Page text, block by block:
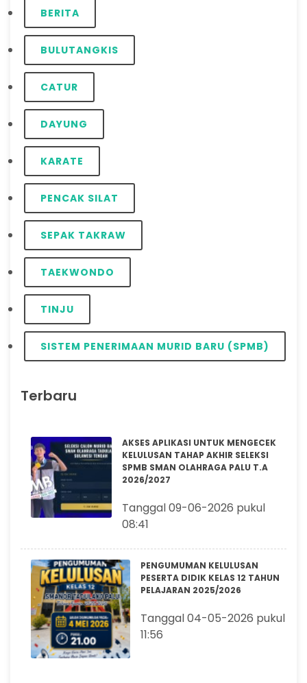
BERITA
BULUTANGKIS
CATUR
DAYUNG
KARATE
PENCAK SILAT
SEPAK TAKRAW
TAEKWONDO
TINJU
SISTEM PENERIMAAN MURID BARU (SPMB)
Terbaru
AKSES APLIKASI UNTUK MENGECEK
KELULUSAN TAHAP AKHIR SELEKSI
SPMB SMAN OLAHRAGA PALU T.A
2026/2027
Tanggal 09-06-2026 pukul
08:41
PENGUMUMAN KELULUSAN
PESERTA DIDIK KELAS 12 TAHUN
PELAJARAN 2025/2026
Tanggal 04-05-2026 pukul
11:56